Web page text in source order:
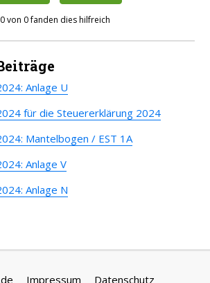
0 von 0 fanden dies hilfreich
Anlage U
für die Steuererklärung 2024
Mantelbogen / EST 1A
Anlage V
Anlage N
Impressum Datenschutz